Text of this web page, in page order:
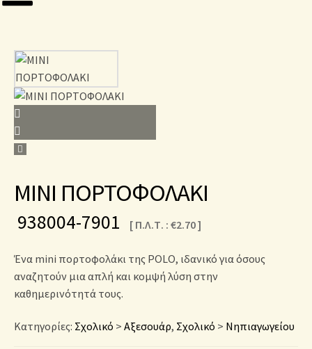
MINI ΠΟΡΤΟΦΟΛΑΚΙ
938004-7901 [ Π.Λ.Τ. : €2.70]
Ένα mini πορτοφολάκι της POLO, ιδανικό για όσους
αναζητούν μια απλή και κομψή λύση στην
καθημερινότητά τους.
Κατηγορίες: Σχολικό > Αξεσουάρ, Σχολικό > Νηπιαγωγείου